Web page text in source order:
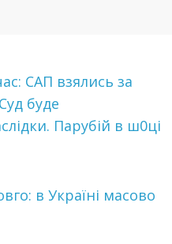
САП взялись за
буде
Парубій в ш0ці
в Україні масово